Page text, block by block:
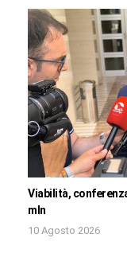
Viabilità,
mln
10 Agosto 2026